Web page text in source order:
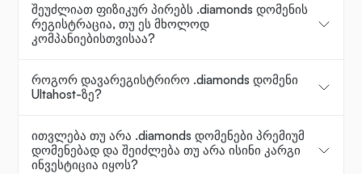
შეუძლიათ ფიზიკურ პირებს .diamonds დომენის
რეგისტრაცია, თუ ეს მხოლოდ
კომპანიებისთვისაა?
როგორ დავარეგისტრირო .diamonds დომენი
Ultahost-ზე?
ითვლება თუ არა .diamonds დომენები პრემიუმ
დომენებად და შეიძლება თუ არა ისინი კარგი
ინვესტიცია იყოს?